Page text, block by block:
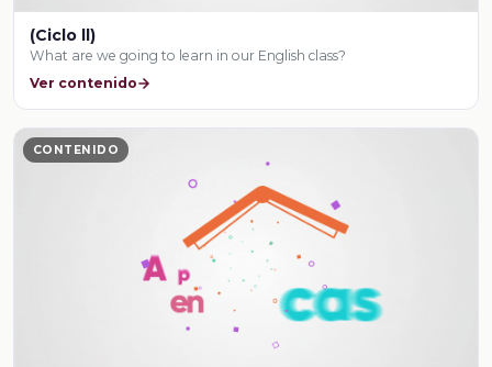
(Ciclo ll)
What are we going to learn in our English class?
Ver contenido
CONTENIDO